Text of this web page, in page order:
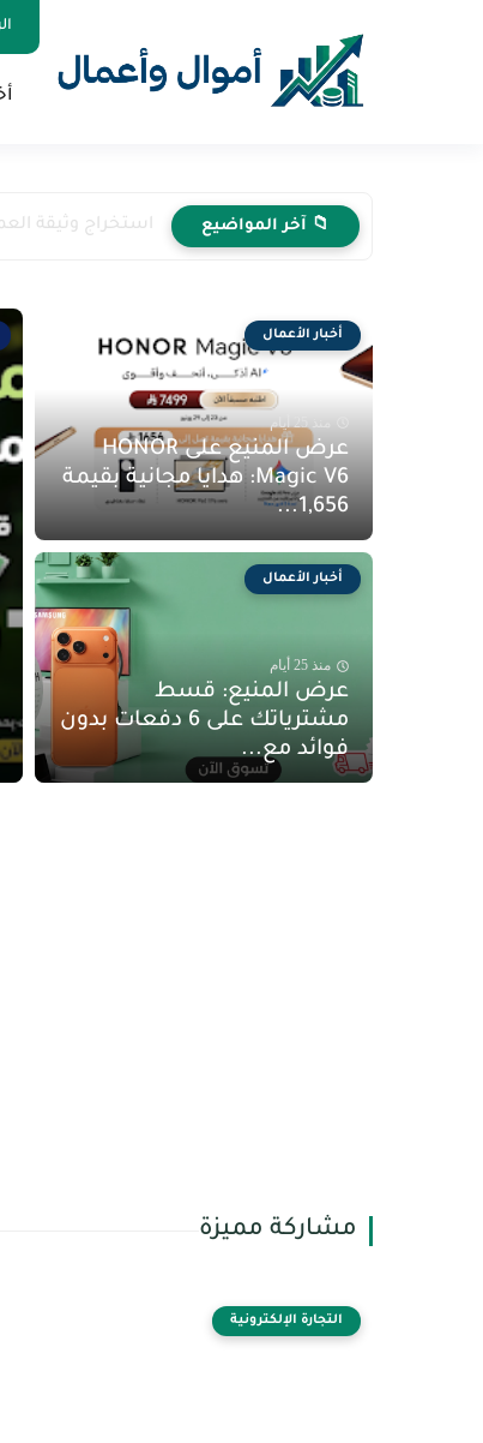
📁 آخر المواضيع استخراج وثيقة
أخبار الأعمال
عرض المنيع على HONOR
Magic V6: هدايا مجانية بقيمة
1,656...
أخبار الأعمال
منذ 25 أيام
عرض المنيع: قسط
مشترياتك على 6 دفعات بدون
فوائد مع...
مشاركة مميزة
التجارة الإلكترونية